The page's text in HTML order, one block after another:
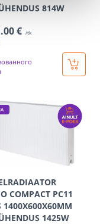
814W
.00 € /tk
COMPACT PC11
1400X600X60MM
1425W